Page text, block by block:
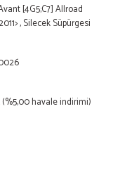
[4G5;C7] Allroad
,Silecek Süpürgesi
(%5,00 havale indirimi)